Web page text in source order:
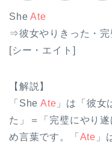
SheAte
⇒彼女やりきった・完
[シー・エイト]
【解説】
「She Ate 」は「彼女
た」＝「完璧にやり
め言葉です。「 Ate 」